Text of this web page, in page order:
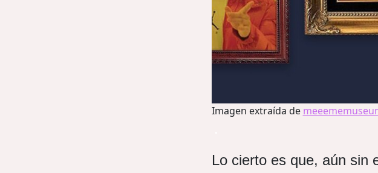
Imagen extraída de
Lo cierto es que, aún sin